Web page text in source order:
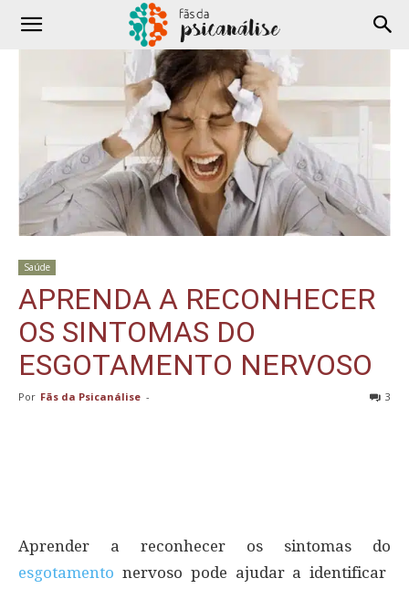
Saúde
APRENDA A RECONHECER
OS SINTOMAS DO
ESGOTAMENTO NERVOSO
Por Fãs da Psicanálise - 3
Aprender a reconhecer os sintomas do
esgotamento nervoso pode ajudar a identificar